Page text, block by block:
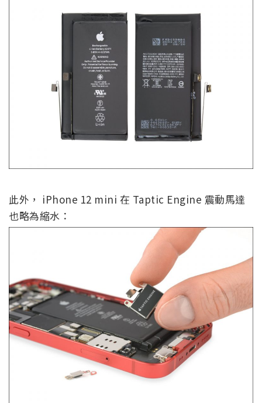
此外， iPhone 12 mini 在 Taptic Engine 震動馬達
也略為縮水：